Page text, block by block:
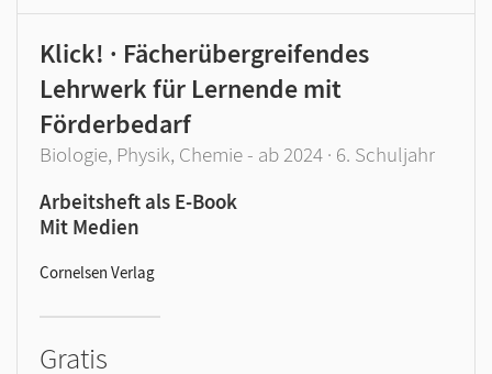
Klick! · Fächerübergreifendes
Lehrwerk für Lernende mit
Förderbedarf
Biologie, Physik, Chemie - ab 2024 · 6. Schuljahr
Arbeitsheft als E-Book
Mit Medien
Cornelsen Verlag
Gratis